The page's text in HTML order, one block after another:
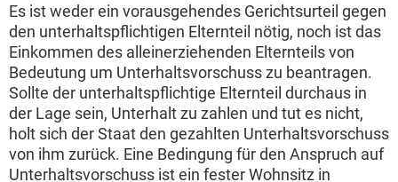
Es ist weder ein vorausgehendes Gerichtsurteil gegen
den unterhaltspflichtigen Elternteil nötig, noch ist das
Einkommen des alleinerziehenden Elternteils von
Bedeutung um Unterhaltsvorschuss zu beantragen.
Sollte der unterhaltspflichtige Elternteil durchaus in
der Lage sein, Unterhalt zu zahlen und tut es nicht,
holt sich der Staat den gezahlten Unterhaltsvorschuss
von ihm zurück. Eine Bedingung für den Anspruch auf
Unterhaltsvorschuss ist ein fester Wohnsitz in